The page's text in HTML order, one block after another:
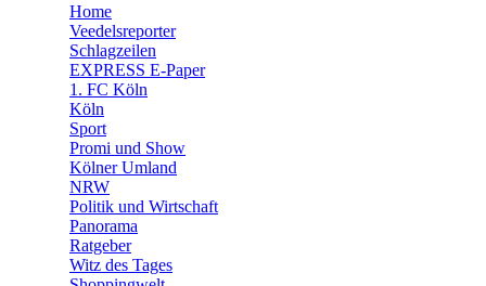
🛒 Shoppingwelt
Home
Veedelsreporter
Schlagzeilen
EXPRESS E-Paper
1. FC Köln
Köln
Sport
Promi und Show
Kölner Umland
NRW
Politik und Wirtschaft
Panorama
Ratgeber
Witz des Tages